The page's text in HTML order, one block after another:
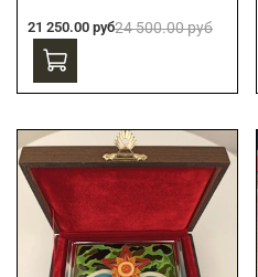
21 250.00 руб24 500.00 руб